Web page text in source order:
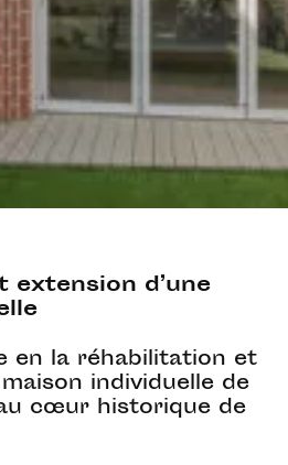
d’une
en la réhabilitation et
individuelle de
cœur historique de